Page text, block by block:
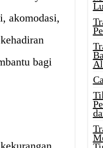
akomodasi,
bagi